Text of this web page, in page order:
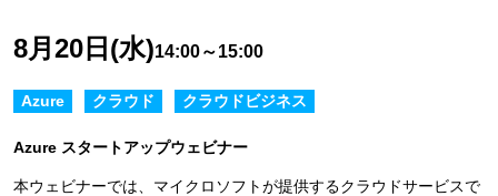
8月20日(水)14:00～15:00
Azure クラウド クラウドビジネス
Azure スタートアップウェビナー
本ウェビナーでは、マイクロソフトが提供するクラウドサービスで